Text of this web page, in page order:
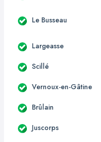
Le Busseau
Largeasse
Scillé
Vernoux-en-Gâtine
Brûlain
Juscorps